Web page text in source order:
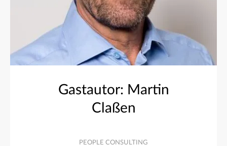
Gastautor: Martin
Claßen
PEOPLE CONSULTING